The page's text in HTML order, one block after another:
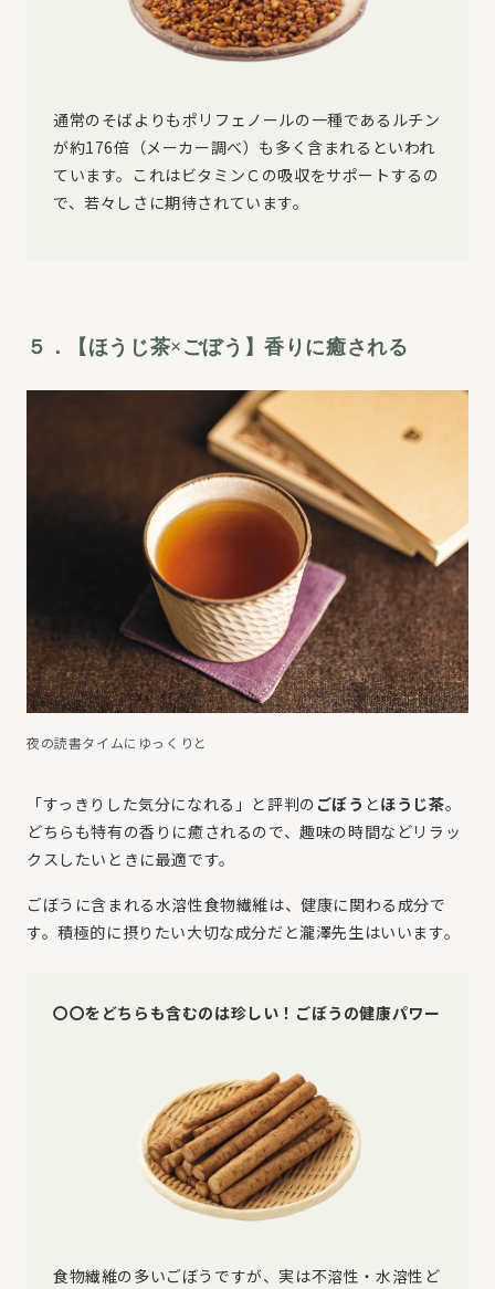
通常のそばよりもポリフェノールの一種であるルチン
が約176倍（メーカー調べ）も多く含まれるといわれ
ています。これはビタミンＣの吸収をサポートするの
で、若々しさに期待されています。
５．【ほうじ茶×ごぼう】香りに癒される
夜の読書タイムにゆっくりと
「すっきりした気分になれる」と評判の ごぼう とほうじ茶。
どちらも特有の香りに癒されるので、趣味の時間などリラッ
クスしたいときに最適です。
ごぼうに含まれる水溶性食物繊維は、健康に関わる成分で
す。積極的に摂りたい大切な成分だと瀧澤先生はいいます。
〇〇をどちらも含むのは珍しい！ごぼうの健康パワー
食物繊維の多いごぼうですが、実は不溶性・水溶性ど